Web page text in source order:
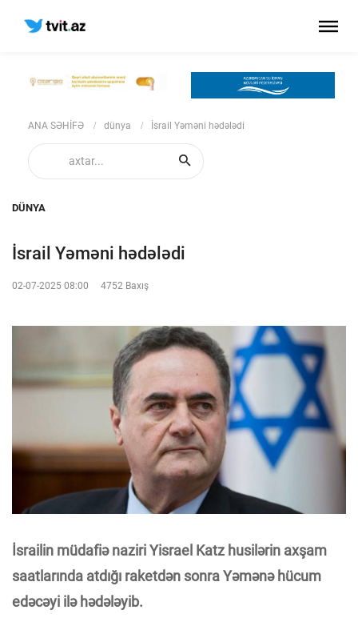
ANA SƏHİFƏ dünya İsrail Yəməni hədələdi
DÜNYA
İsrail Yəməni hədələdi
02-07-2025 08:00 4752 Baxış
İsrailin müdafiə naziri Yisrael Katz husilərin axşam
saatlarında atdığı raketdən sonra Yəmənə hücum
edəcəyi ilə hədələyib.